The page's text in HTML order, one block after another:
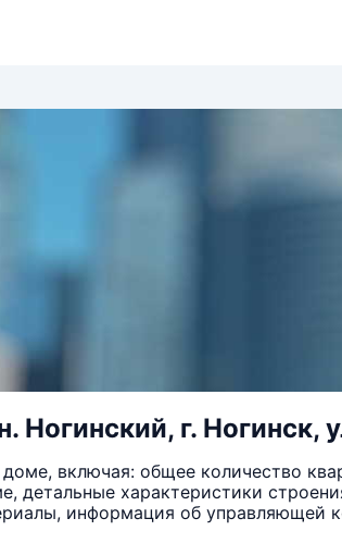
Ногинский, г. Ногинск,
включая: общее количество
детальные характеристики
информация об управляющей